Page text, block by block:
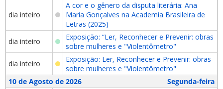
dia inteiro
A cor e o gênero da disputa literária: Ana
Maria Gonçalves na Academia Brasileira de
Letras (2025)
dia inteiro
Exposição: “Ler, Reconhecer e Prevenir: obras
sobre mulheres e "Violentômetro"
dia inteiro
Exposição: Ler, Reconhecer e Prevenir: obras
sobre mulheres e "Violentômetro"
10 de Agosto de 2026
Segunda-feira